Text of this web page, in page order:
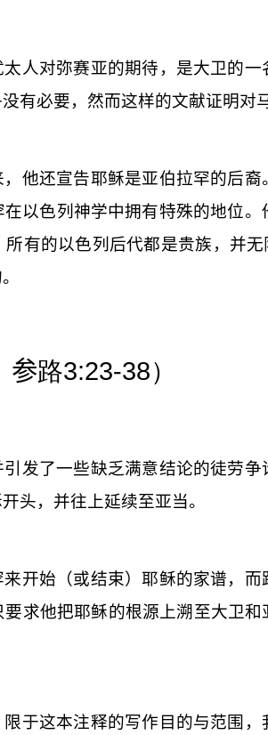
人对弥赛亚的期待，是大卫的
有必要，然而这样的文献证明对
他还宣告耶稣是亚伯拉罕的后
以色列神学中拥有特殊的地位。
有的以色列后代都是贵族，并
参路3:23-38）
发了一些缺乏满意结论的徒劳
头，并往上延续至亚当。
开始（或结束）耶稣的家谱，
求他把耶稣的根源上溯至大卫
于这本注释的写作目的与范围